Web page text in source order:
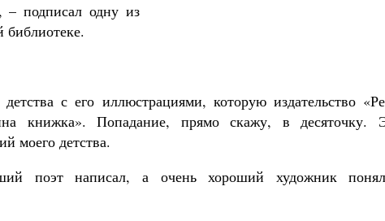
– подписал одну из
библиотеке.
с его иллюстрациями, которую издательство
книжка». Попадание, прямо скажу, в десяточку.
моего детства.
поэт написал, а очень хороший художник